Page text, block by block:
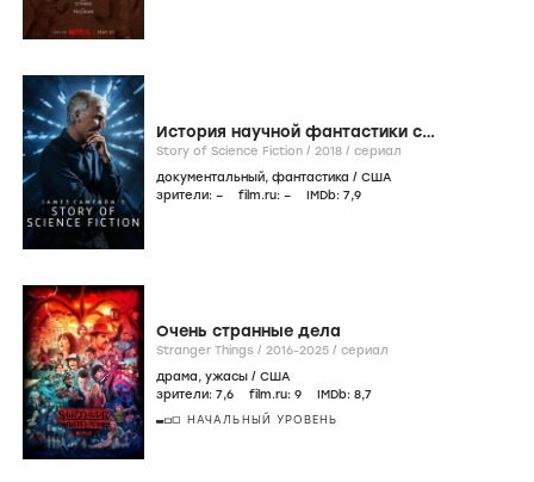
История научной фантастики с
Джеймсом Кэмероном
Story of Science Fiction / 2018 / сериал
документальный, фантастика / США
зрители: – film.ru: – IMDb: 7,9
Очень странные дела
Stranger Things / 2016-2025 / сериал
драма, ужасы / США
зрители: 7,6 film.ru: 9 IMDb: 8,7
НАЧАЛЬНЫЙ УРОВЕНЬ